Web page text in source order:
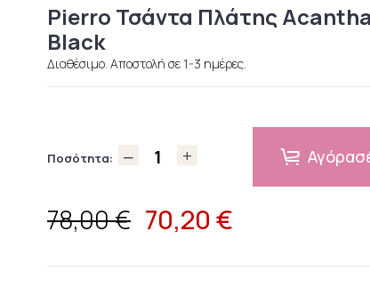
Pierro Τσάντα Πλάτης
Black
Διαθέσιμο. Αποστολή σε 1-3 ημέρες.
Ποσότητα:
78,00 € 70,20 €